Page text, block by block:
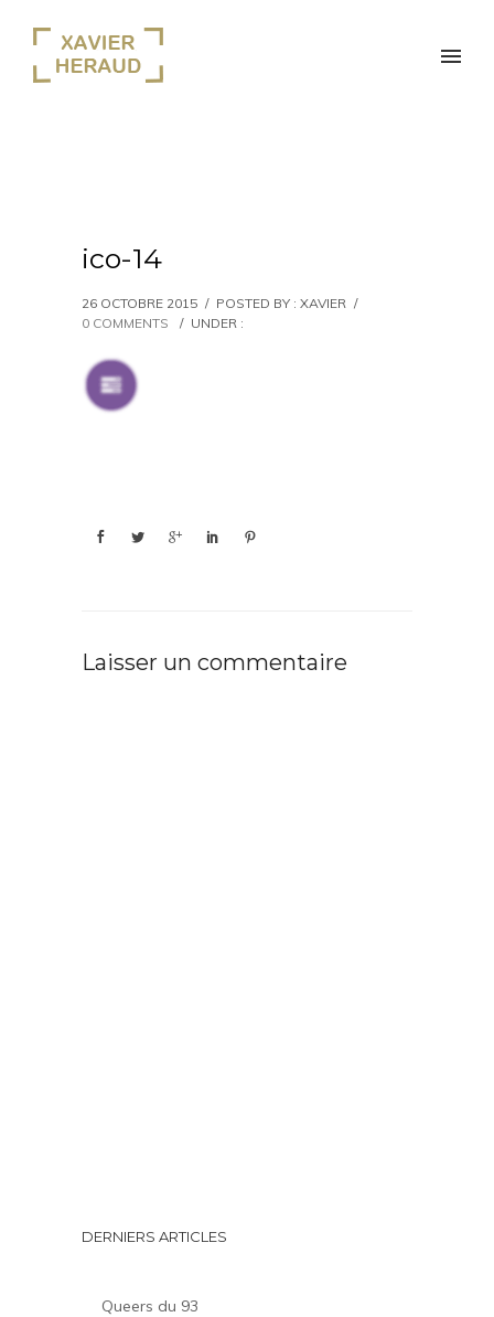
ico-14
26 OCTOBRE 2015 / POSTED BY : XAVIER /
0 COMMENTS
/ UNDER :
Laisser un commentaire
DERNIERS ARTICLES
Queers du 93